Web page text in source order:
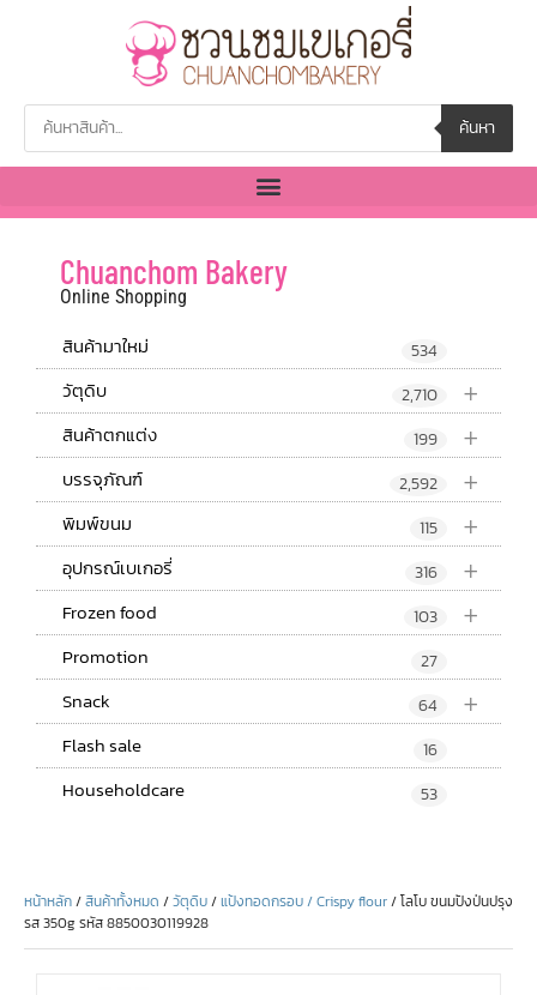
ค้นหา
Chuanchom Bakery
Online Shopping
สินค้ามาใหม่ 534
+
วัตุดิบ 2,710
+
สินค้าตกแต่ง 199
+
บรรจุภัณฑ์ 2,592
+
พิมพ์ขนม 115
+
อุปกรณ์เบเกอรี่ 316
+
Frozen food 103
Promotion 27
+
Snack 64
Flash sale 16
Householdcare 53
หน้าหลัก/สินค้าทั้งหมด /วัตุดิบ/แป้งทอดกรอบ / Crispy flour/ โลโบ ขนมปังป่นปรุง
รส 350g รหัส 8850030119928